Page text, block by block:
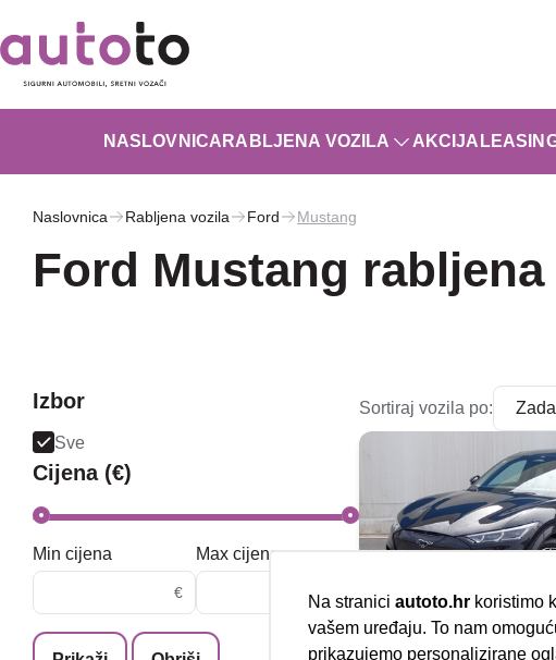
NASLOVNICA RABLJENA VOZILA AKCIJA
Naslovnica Rabljena vozila Ford Mustang
Ford Mustang
Izbor
Sve
Cijena (€)
Min cijena
€
Max cijena
€
Sortiraj vozila po:
Ford Mustang
Na stranici autoto.hr koristimo
vašem uređaju. To nam
prikazujemo personalizirane